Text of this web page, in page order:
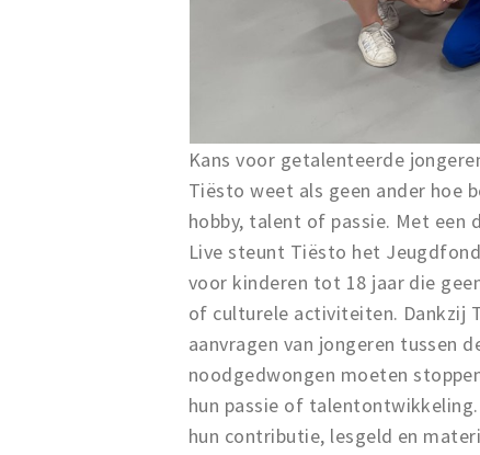
Kans voor getalenteerde
Tiësto weet als geen ander hoe
hobby, talent of passie. Met een
Live steunt Tiësto het
voor kinderen tot 18 jaar die
of culturele activiteiten. Dankzij
aanvragen van jongeren tussen
noodgedwongen moeten
hun passie of
hun contributie, lesgeld en